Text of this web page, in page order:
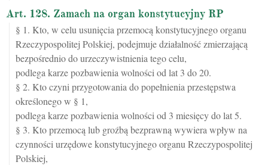
Art. 128. Zamach na organ konstytucyjny RP
§ 1. Kto, w celu usunięcia przemocą konstytucyjnego organu
Rzeczypospolitej Polskiej, podejmuje działalność zmierzającą
bezpośrednio do urzeczywistnienia tego celu,
podlega karze pozbawienia wolności od lat 3 do 20.
§ 2. Kto czyni przygotowania do popełnienia przestępstwa
określonego w § 1,
podlega karze pozbawienia wolności od 3 miesięcy do lat 5.
§ 3. Kto przemocą lub groźbą bezprawną wywiera wpływ na
czynności urzędowe konstytucyjnego organu Rzeczypospolitej
Polskiej,